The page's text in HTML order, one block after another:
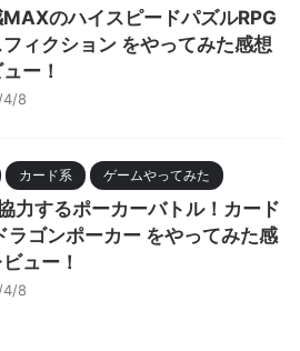
のハイスピードパズルRPG
ィクション をやってみた感想
ー！
4/8
カード系 ゲームやってみた
力するポーカーバトル！カード
ラゴンポーカー をやってみた感
ュー！
4/8